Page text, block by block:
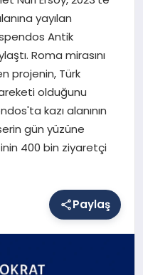
yayılan
Antik
Roma mirasını
projenin, Türk
olduğunu
kazı alanının
gün yüzüne
400 bin ziyaretçi
Paylaş